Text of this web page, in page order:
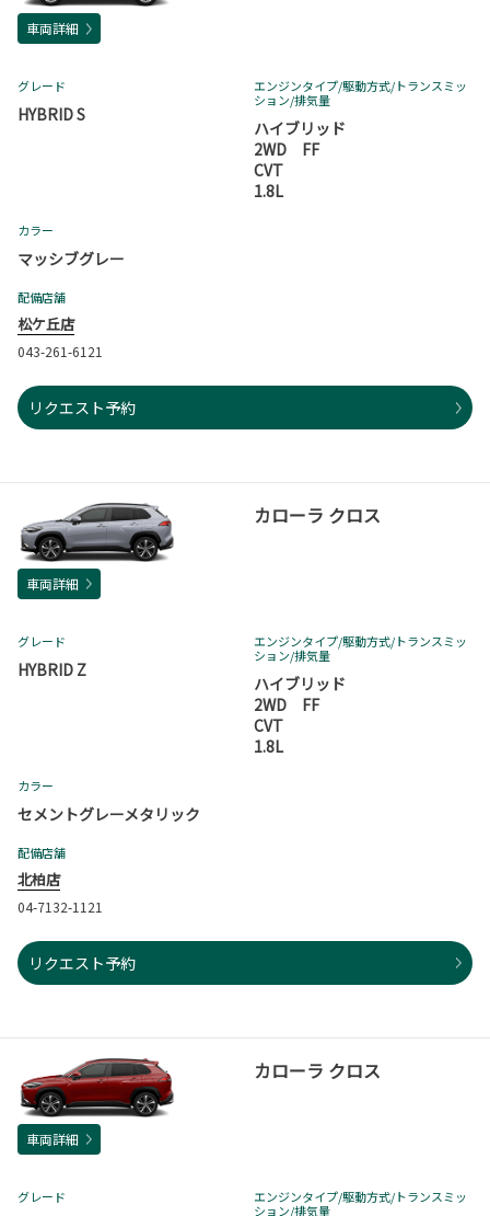
車両詳細
グレード
HYBRID S
エンジンタイプ/駆動方式/トランスミッ
ション/排気量
ハイブリッド
2WD FF
CVT
1.8L
カラー
マッシブグレー
配備店舗
松ケ丘店
043-261-6121
リクエスト予約
カローラ クロス
車両詳細
グレード
HYBRID Z
エンジンタイプ/駆動方式/トランスミッ
ション/排気量
ハイブリッド
2WD FF
CVT
1.8L
カラー
セメントグレーメタリック
配備店舗
北柏店
04-7132-1121
リクエスト予約
カローラ クロス
車両詳細
グレード エンジンタイプ/駆動方式/トランスミッ
ション/排気量